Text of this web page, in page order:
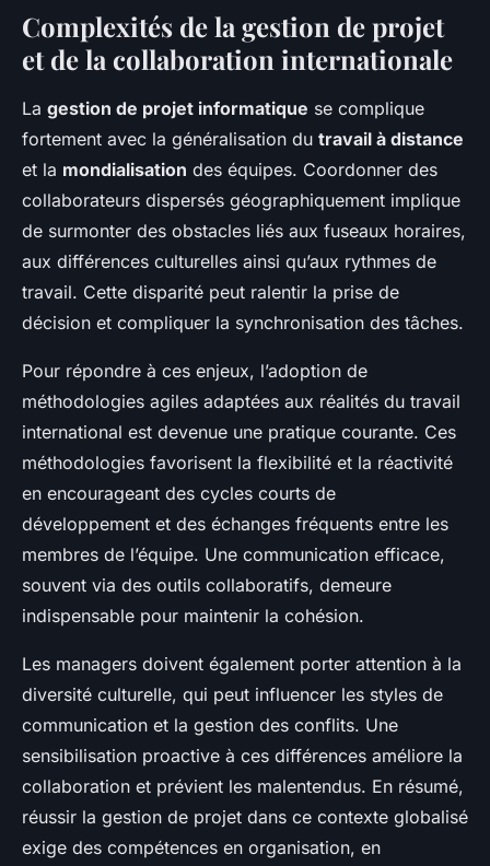
Complexités de la gestion de projet
et de la collaboration internationale
La gestion de projet informatique se complique
fortement avec la généralisation du travail à distance
et la mondialisation des équipes. Coordonner des
collaborateurs dispersés géographiquement implique
de surmonter des obstacles liés aux fuseaux horaires,
aux différences culturelles ainsi qu’aux rythmes de
travail. Cette disparité peut ralentir la prise de
décision et compliquer la synchronisation des tâches.
Pour répondre à ces enjeux, l’adoption de
méthodologies agiles adaptées aux réalités du travail
international est devenue une pratique courante. Ces
méthodologies favorisent la flexibilité et la réactivité
en encourageant des cycles courts de
développement et des échanges fréquents entre les
membres de l’équipe. Une communication efficace,
souvent via des outils collaboratifs, demeure
indispensable pour maintenir la cohésion.
Les managers doivent également porter attention à la
diversité culturelle, qui peut influencer les styles de
communication et la gestion des conflits. Une
sensibilisation proactive à ces différences améliore la
collaboration et prévient les malentendus. En résumé,
réussir la gestion de projet dans ce contexte globalisé
exige des compétences en organisation, en